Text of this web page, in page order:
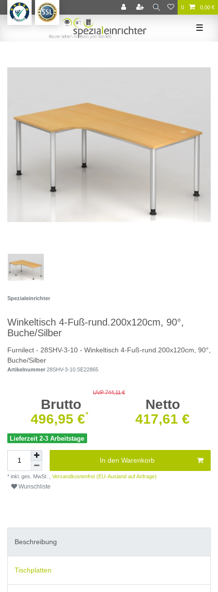
0 0,00 €
☰
Spezialeinrichter
Winkeltisch 4-Fuß-rund.200x120cm, 90°,
Buche/Silber
Furnilect - 28SHV-3-10 - Winkeltisch 4-Fuß-rund.200x120cm, 90°,
Buche/Silber
Artikelnummer 28SHV-3-10.SE22865
UVP 744,11 €
Brutto
Netto
496,95 €
* 417,61 €
Lieferzeit 2-3 Arbeitstage
In den Warenkorb
* inkl. ges. MwSt. , Versandkostenfrei (EU-Ausland auf Anfrage)
Wunschliste
Beschreibung
Tischplatten